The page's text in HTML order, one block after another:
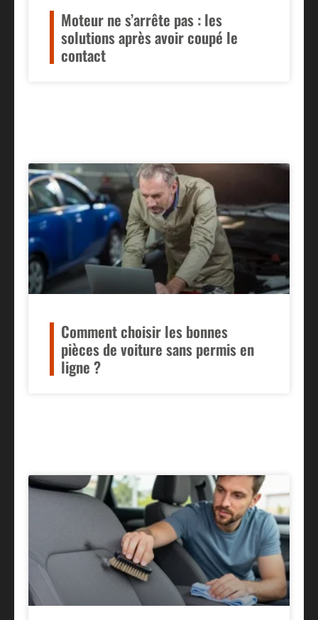
Moteur ne s’arrête pas : les
solutions après avoir coupé le
contact
Comment choisir les bonnes
pièces de voiture sans permis en
ligne ?